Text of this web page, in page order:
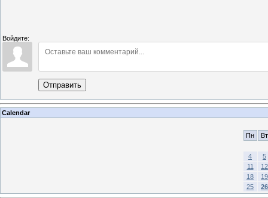
Войдите:
Отправить
Calendar
Пн Вт
4
5
11
12
18
19
25
26